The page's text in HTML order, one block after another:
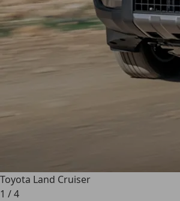
Toyota Land Cruiser
1 /4